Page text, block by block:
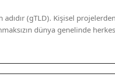
(gTLD). Kişisel
dünya genelinde